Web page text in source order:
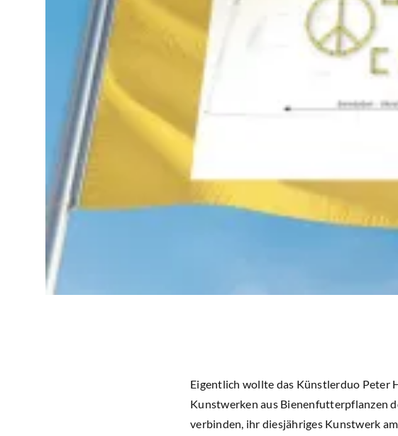
Eigentlich wollte das Künstlerduo Peter
Kunstwerken aus Bienenfutterpflanzen
verbinden, ihr diesjähriges Kunstwerk